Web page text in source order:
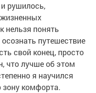
рушилось,
нельзя понять
путешествие
свой конец, просто
что лучше об этом
я научился
комфорта.